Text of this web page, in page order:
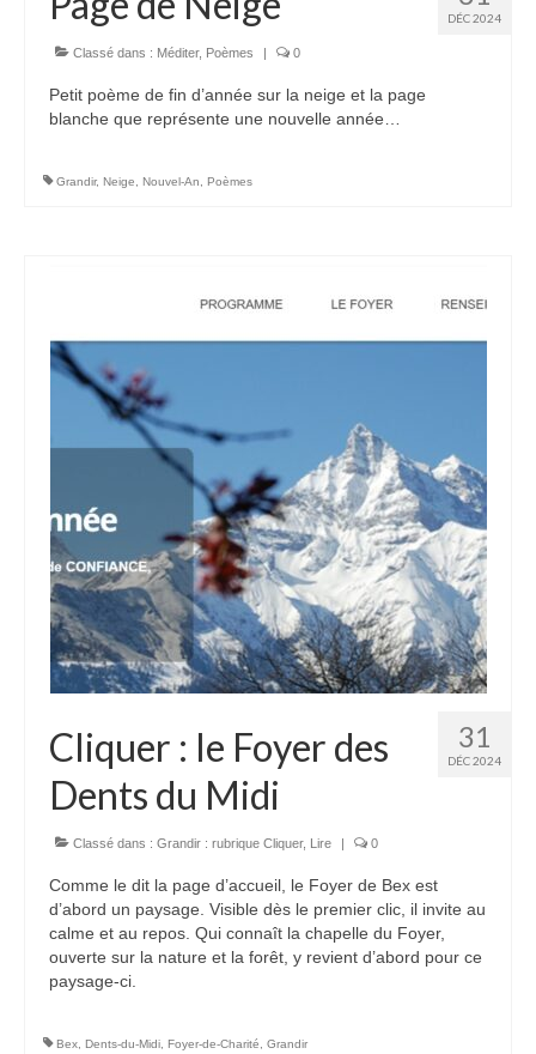
Voir
Selfies de Mariages
Vidéos Bibliques
Autres Vidéos
Apprendre
Conférences, Retraites
Enseignements ALTIUS
Enseignements CCRFE-ABC
Autres Enseignements
Retraites
Anciens enseignements Théodule
Prier
Partagez une prière
Partagez votre prière
Célébrer
Lieux et Dates
Prochaines Messes
DÉC 2024
Classé dans : Méditer, Poèmes | 0
Petit poème de fin d’année sur la neige et la page
blanche que représente une nouvelle année…
Grandir, Neige Nouvel-An Poèmes
31
DÉC 2024
Cliquer : le Foyer des
Dents du Midi
Classé dans : Grandir : rubrique Cliquer, Lire | 0
Comme le dit la page d’accueil, le Foyer de Bex est
d’abord un paysage. Visible dès le premier clic, il invite au
calme et au repos. Qui connaît la chapelle du Foyer,
ouverte sur la nature et la forêt, y revient d’abord pour ce
paysage-ci.
Bex Dents-du-Midi Foyer-de-Charité Grandir